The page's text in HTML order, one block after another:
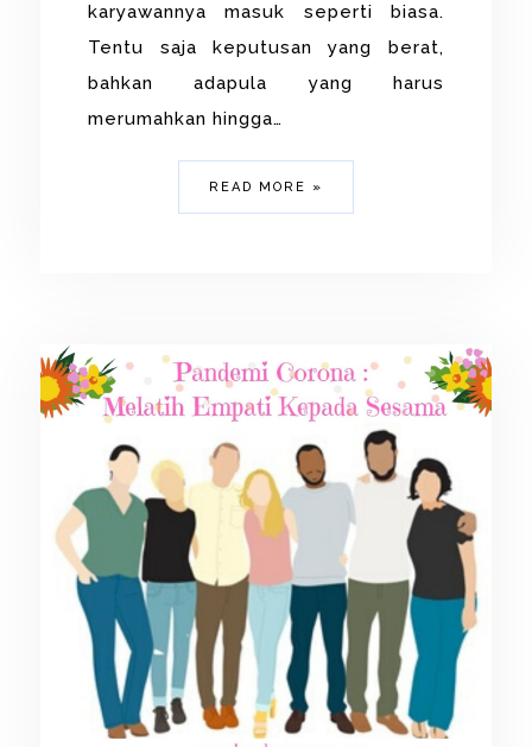
karyawannya masuk seperti biasa.
Tentu saja keputusan yang berat,
bahkan adapula yang harus
merumahkan hingga…
READ MORE »